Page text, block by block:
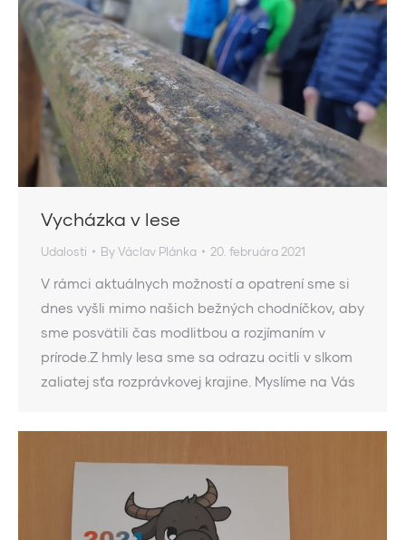
Vycházka v lese
Udalosti ByVáclav Plánka 20. februára 2021
V rámci aktuálnych možností a opatrení sme si
dnes vyšli mimo našich bežných chodníčkov, aby
sme posvätili čas modlitbou a rozjímaním v
prírode.Z hmly lesa sme sa odrazu ocitli v slkom
zaliatej sťa rozprávkovej krajine. Myslíme na Vás